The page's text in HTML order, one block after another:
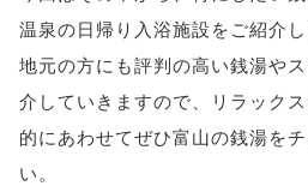
温泉の日帰り入浴施設をご紹介
地元の方にも評判の高い銭湯や
介していきますので、リラック
的にあわせてぜひ富山の銭湯を
い。